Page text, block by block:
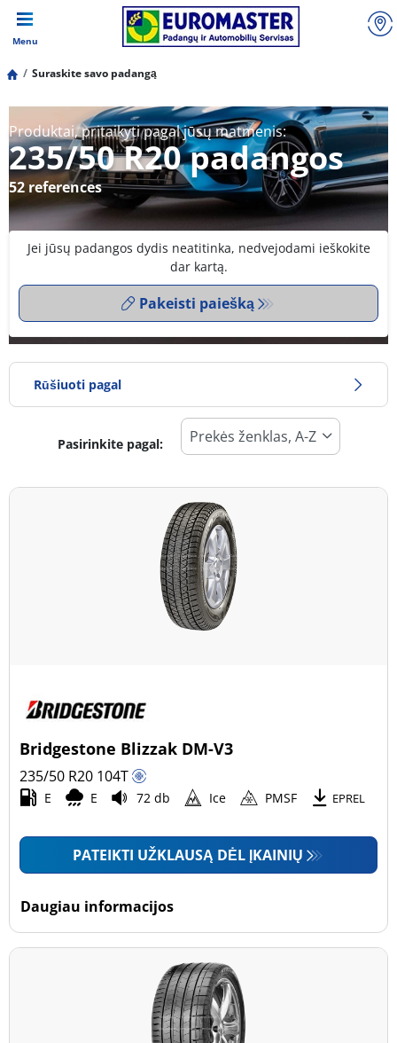
Menu
Suraskite savo padangą
Produktai, pritaikyti pagal jūsų matmenis:
235/50 R20 padangos
52 references
Jei jūsų padangos dydis neatitinka, nedvejodami ieškokite
dar kartą.
Pakeisti paiešką
Rūšiuoti pagal
Padangos tipas
Visi tipai (52)
Visi sezonai (10)
Lengvasis automobilis (35)
Mažas sunkvežimis (0)
Motociklas (0)
Padanga sustiprintomis sienelėmis
Daugiau parinkčių
Pasirinkite pagal:
Bridgestone Blizzak DM-V3
235/50 R20 104T
E E 72 db Ice PMSF EPREL
PATEIKTI UŽKLAUSĄ DĖL ĮKAINIŲ
Daugiau informacijos